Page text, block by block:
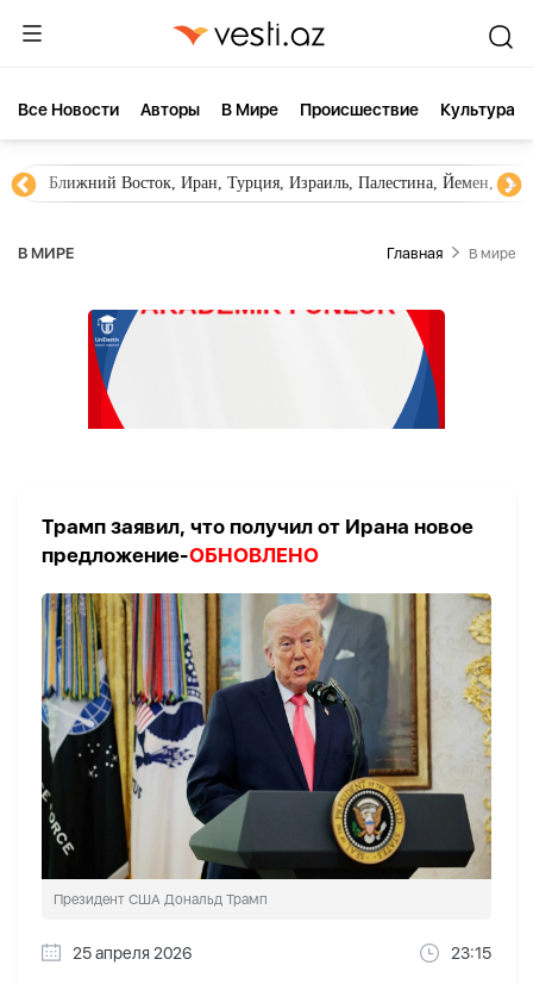
Все Новости Aвторы В Мире Происшествие Культура
Ближний Восток, Иран, Турция, Израиль, Палестина, Йемен,
В МИРЕ Главная В мире
Трамп заявил, что получил от Ирана новое
предложение-ОБНОВЛЕНО
Президент США Дональд Трамп
25 апреля 2026 23:15